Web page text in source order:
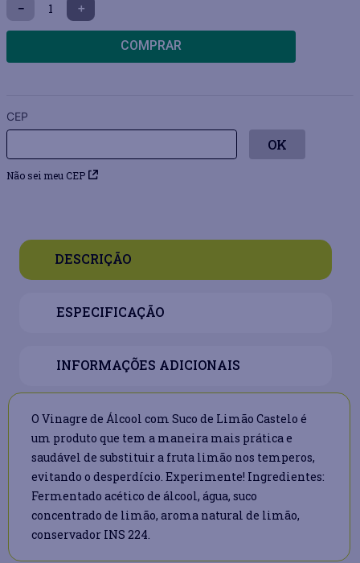
＋
－
COMPRAR
CEP
Não sei meu CEP
DESCRIÇÃO
ESPECIFICAÇÃO
INFORMAÇÕES ADICIONAIS
O Vinagre de Álcool com Suco de Limão Castelo é
um produto que tem a maneira mais prática e
saudável de substituir a fruta limão nos temperos,
evitando o desperdício. Experimente! Ingredientes:
Fermentado acético de álcool, água, suco
concentrado de limão, aroma natural de limão,
conservador INS 224.